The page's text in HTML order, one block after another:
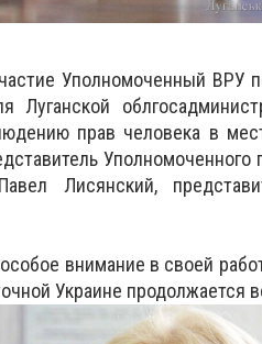
Уполномоченный ВРУ
Луганской
прав человека в
Лисянский,
внимание в своей
Украине продолжается